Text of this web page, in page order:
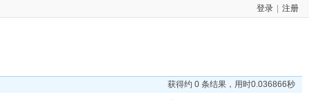
登录 注册
获得约 0 条结果，用时0.036866秒